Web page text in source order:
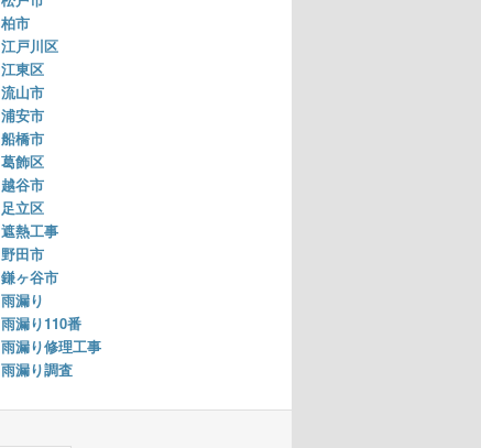
柏市
江戸川区
江東区
流山市
浦安市
船橋市
葛飾区
越谷市
足立区
遮熱工事
野田市
鎌ヶ谷市
雨漏り
雨漏り110番
雨漏り修理工事
雨漏り調査